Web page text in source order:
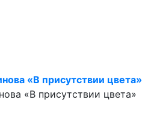
«В присутствии цвета»
«В присутствии цвета»